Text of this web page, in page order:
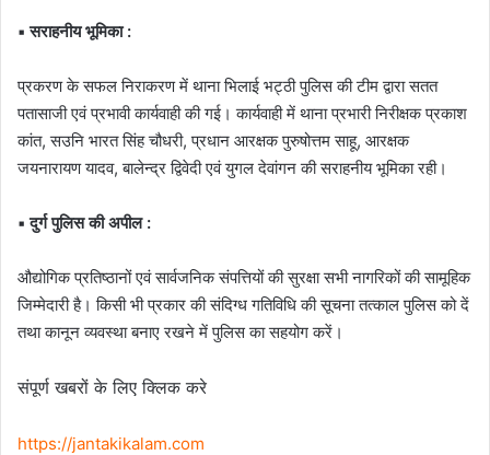
▪️ सराहनीय भूमिका :
प्रकरण के सफल निराकरण में थाना भिलाई भट्ठी पुलिस की टीम द्वारा सतत
पतासाजी एवं प्रभावी कार्यवाही की गई। कार्यवाही में थाना प्रभारी निरीक्षक प्रकाश
कांत, सउनि भारत सिंह चौधरी, प्रधान आरक्षक पुरुषोत्तम साहू, आरक्षक
जयनारायण यादव, बालेन्द्र द्विवेदी एवं युगल देवांगन की सराहनीय भूमिका रही।
▪️ दुर्ग पुलिस की अपील :
औद्योगिक प्रतिष्ठानों एवं सार्वजनिक संपत्तियों की सुरक्षा सभी नागरिकों की सामूहिक
जिम्मेदारी है। किसी भी प्रकार की संदिग्ध गतिविधि की सूचना तत्काल पुलिस को दें
तथा कानून व्यवस्था बनाए रखने में पुलिस का सहयोग करें।
संपूर्ण खबरों के लिए क्लिक करे
https://jantakikalam.com